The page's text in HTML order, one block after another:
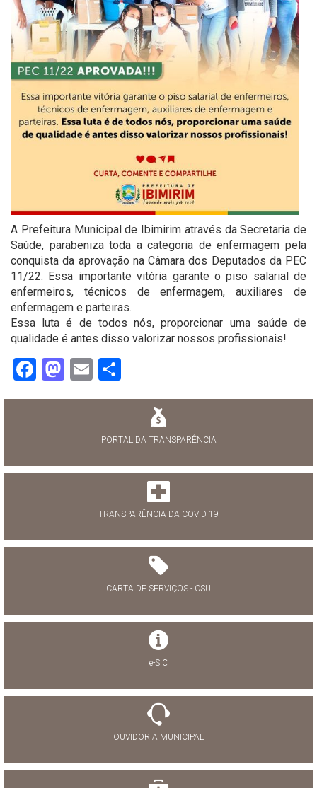
A Prefeitura Municipal de Ibimirim através da Secretaria de
Saúde, parabeniza toda a categoria de enfermagem pela
conquista da aprovação na Câmara dos Deputados da PEC
11/22. Essa importante vitória garante o piso salarial de
enfermeiros, técnicos de enfermagem, auxiliares de
enfermagem e parteiras.
Essa luta é de todos nós, proporcionar uma saúde de
qualidade é antes disso valorizar nossos profissionais!
Facebook
Mastodon
Email
PORTAL DA TRANSPARÊNCIA
TRANSPARÊNCIA DA COVID-19
CARTA DE SERVIÇOS - CSU
e-SIC
OUVIDORIA MUNICIPAL